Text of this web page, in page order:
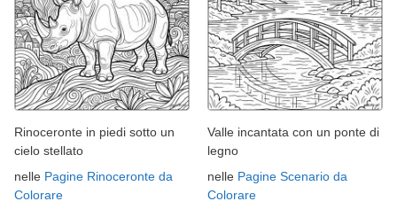
Rinoceronte in piedi sotto un
cielo stellato
nelle Pagine Rinoceronte da
Colorare
Valle incantata con un ponte di
legno
nelle Pagine Scenario da
Colorare